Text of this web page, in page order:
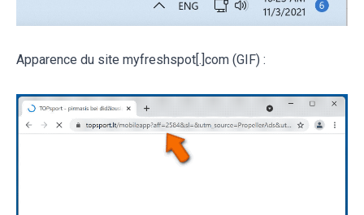
Apparence du site myfreshspot[.]com (GIF) :